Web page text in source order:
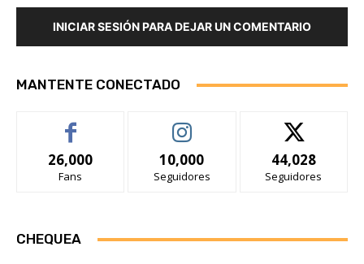
INICIAR SESIÓN PARA DEJAR UN COMENTARIO
MANTENTE CONECTADO
26,000
Fans
10,000
Seguidores
44,028
Seguidores
CHEQUEA